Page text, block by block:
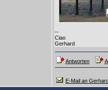
--
Ciao
Gerhard
Antworten
E-Mail an